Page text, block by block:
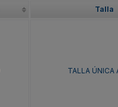
Talla
TALLA ÚNICA